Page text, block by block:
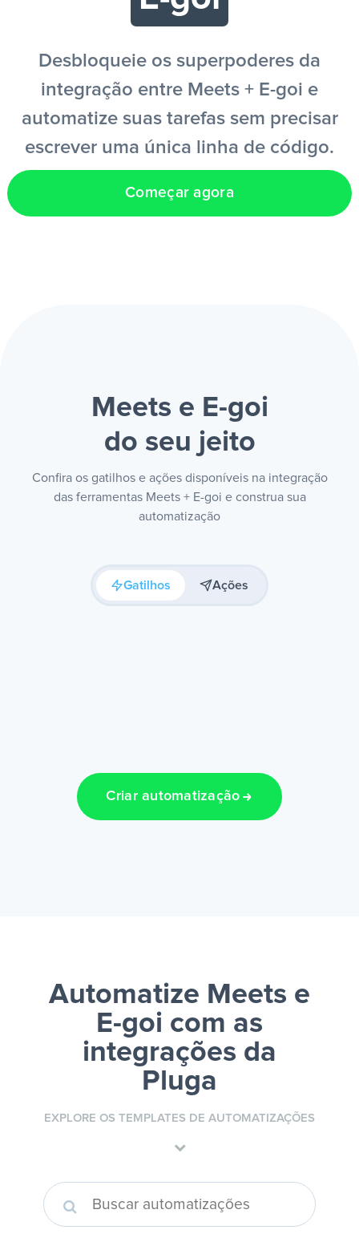
Desbloqueie os superpoderes da
integração entre Meets + E-goi e
automatize suas tarefas sem precisar
escrever uma única linha de código.
Começar agora
Meets e E-goi
do seu jeito
Confira os gatilhos e ações disponíveis na integração
das ferramentas Meets + E-goi e construa sua
automatização
Gatilhos Ações
Criar automatização
Automatize Meets e
E-goi com as
integrações da
Pluga
EXPLORE OS TEMPLATES DE AUTOMATIZAÇÕES